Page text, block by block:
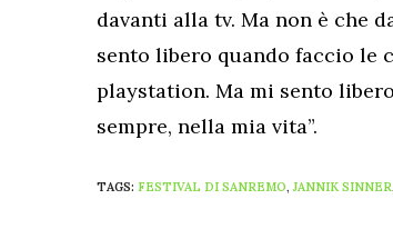
davanti alla tv. Ma non è che
sento libero quando faccio le
playstation. Ma mi sento
sempre, nella mia vita”.
TAGS: FESTIVAL DI SANREMO,JANNIK SINNER,